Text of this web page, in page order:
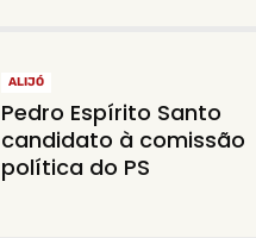
ALIJÓ
Pedro Espírito Santo
candidato à comissão
política do PS